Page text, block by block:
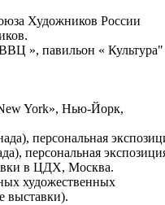
Художников России
», павильон « Культура"
York», Нью-Йорк,
персональная
персональная
в ЦДХ, Москва.
художественных
выставки).